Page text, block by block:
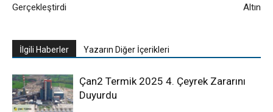
Gerçekleştirdi
Altın
İlgili Haberler Yazarın Diğer İçerikleri
Çan2 Termik 2025 4. Çeyrek Zararını
Duyurdu